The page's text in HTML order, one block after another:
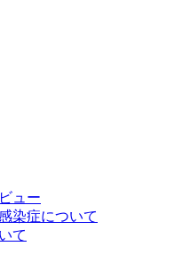
ュー
染症について
て